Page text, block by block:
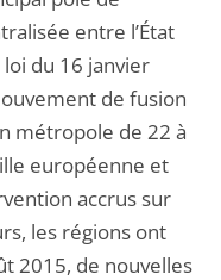
entre l’État
du 16 janvier
de fusion
métropole de 22 à
européenne et
accrus sur
les régions ont
2015, de nouvelles